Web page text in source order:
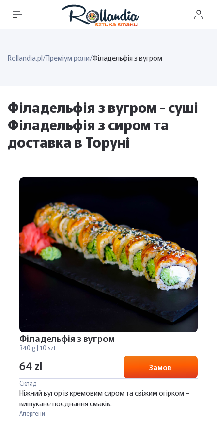
Rollandia.pl/Преміум роли/Філадельфія з вугром
Філадельфія з вугром - суші
Філадельфія з сиром та
доставка в Торуні
Філадельфія з вугром
340 g | 10 szt
64 zl Замов
Склад
Ніжний вугор із кремовим сиром та свіжим огірком –
вишукане поєднання смаків.
Алергени